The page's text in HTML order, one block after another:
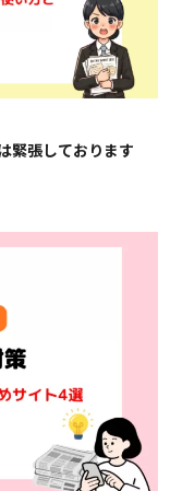
緊張しております